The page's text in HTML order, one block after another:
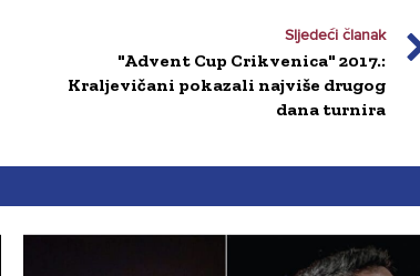
Sljedeći članak
"Advent Cup Crikvenica" 2017.:
Kraljevičani pokazali najviše drugog
dana turnira